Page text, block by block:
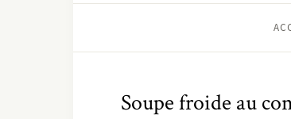
Soupe froide au